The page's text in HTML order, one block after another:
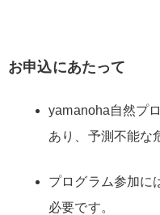
お申込にあたって
yamanoha自然プ
あり、予測不能な
プログラム参加に
必要です。